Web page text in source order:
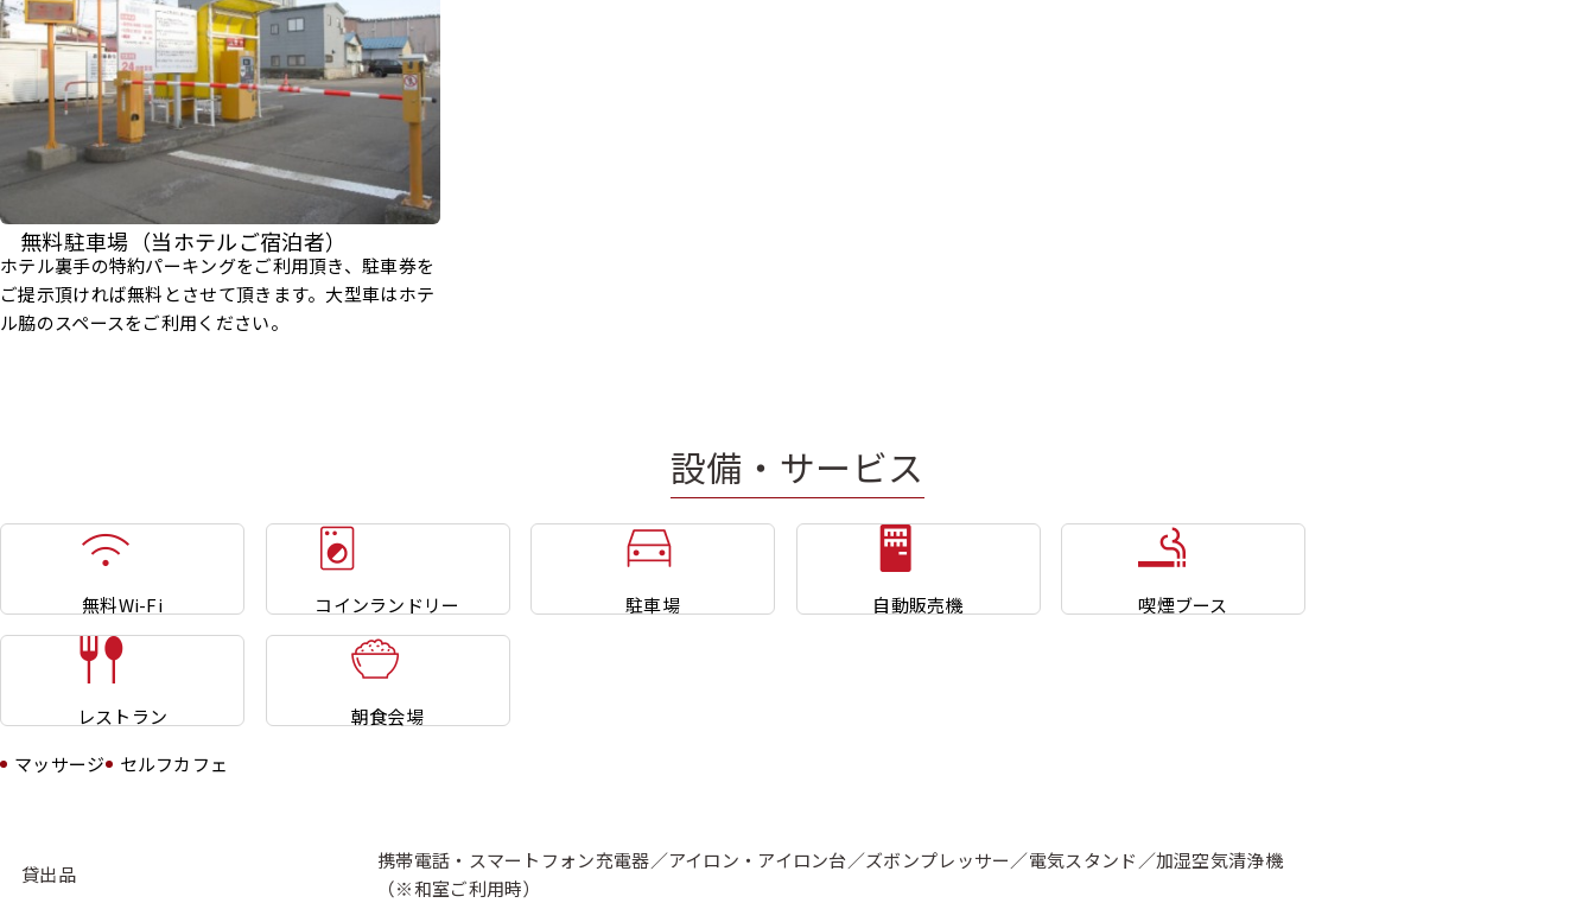
無料駐車場（当ホテルご宿泊者）
ホテル裏手の特約パーキングをご利用頂き、駐車券を
ご提示頂ければ無料とさせて頂きます。大型車はホテ
ル脇のスペースをご利用ください。
設備・サービス
無料Wi-Fi コインランドリー 駐車場 自動販売機 喫煙ブース
レストラン
朝食会場
マッサージ
セルフカフェ
貸出品
携帯電話・スマートフォン充電器／アイロン・アイロン台／ズボンプレッサー／電気スタンド／加湿空気清浄機
（※和室ご利用時）